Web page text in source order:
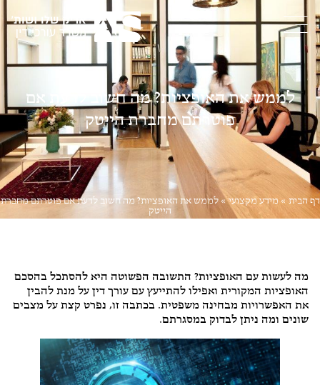
לממש את האופציות? מה חשוב לדעת אם
פוטרתם מחברת הייטק
דף הבית » מידע מקצועי»לממש את האופציות? מה חשוב לדעת אם פוטרתם מחברת
הייטק
מה לעשות עם האופציות? התשובה הפשוטה היא להסתכל בהסכם
האופציות המקורית ואפילו להתייעץ עם עורך דין על מנת להבין
את האפשרויות מבחינה משפטית. בכתבה זו, נפרט קצת על מצבים
שונים ומה ניתן לבדוק במסגרתם.